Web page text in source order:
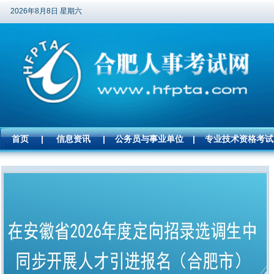
2026年8月8日 星期六
首页 | 信息资讯 | 公务员与事业单位 | 专业技术资格考试